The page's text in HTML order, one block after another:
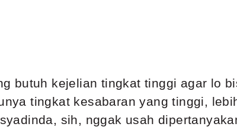
butuh kejelian tingkat tinggi agar lo
tingkat kesabaran yang tinggi,
sih, nggak usah